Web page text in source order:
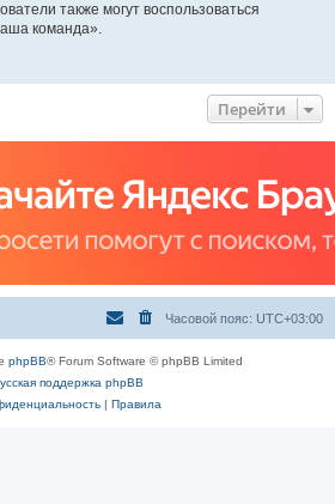
также могут воспользоваться
команда».
Перейти
Часовой пояс: UTC+03:00
phpBB® Forum Software © phpBB Limited
поддержка phpBB
| Правила